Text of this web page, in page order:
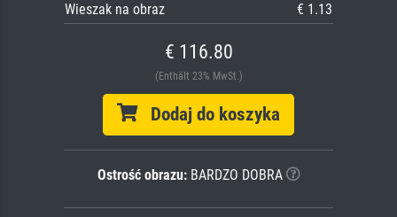
Wieszak na obraz
€ 1.13
€ 116.80
(Enthält 23% MwSt.)
Dodaj do koszyka
Ostrość obrazu:BARDZO DOBRA